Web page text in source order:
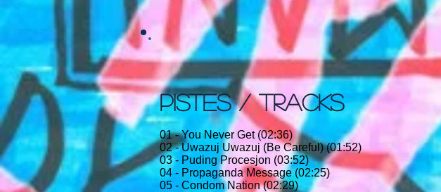
PISTES / TRACKS
01 - You Never Get (02:36)
02 - Uwazuj Uwazuj (Be Careful) (01:52)
03 - Puding Procesjon (03:52)
04 - Propaganda Message (02:25)
05 - Condom Nation (02:29)